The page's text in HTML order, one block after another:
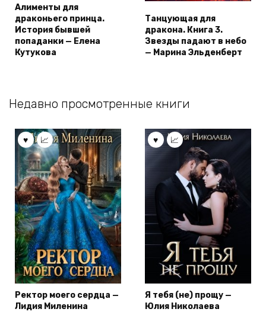
Алименты для
драконьего принца.
История бывшей
попаданки — Елена
Кутукова
Танцующая для
дракона. Книга 3.
Звезды падают в небо
— Марина Эльденберт
Недавно просмотренные книги
Ректор моего сердца —
Лидия Миленина
Я тебя (не) прощу —
Юлия Николаева